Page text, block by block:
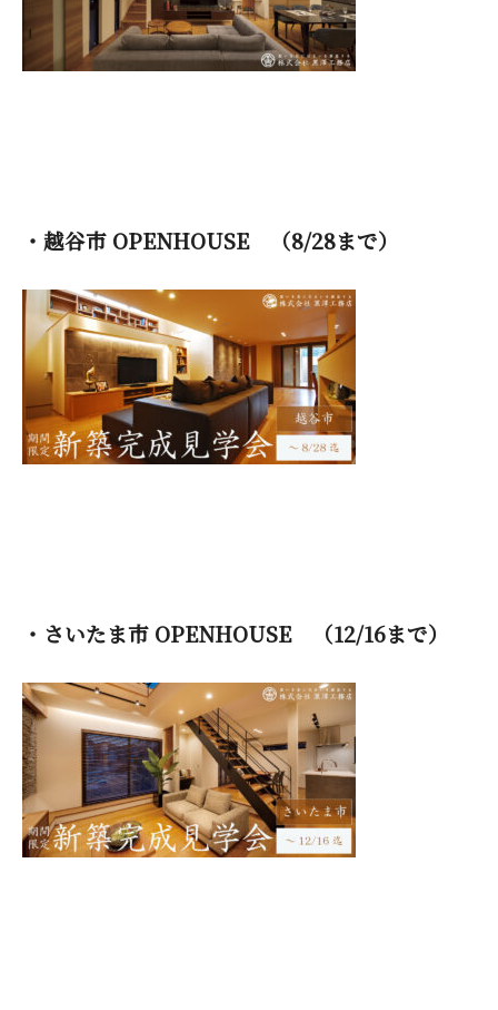
・越谷市 OPENHOUSE （8/28まで）
・さいたま市 OPENHOUSE （12/16まで）